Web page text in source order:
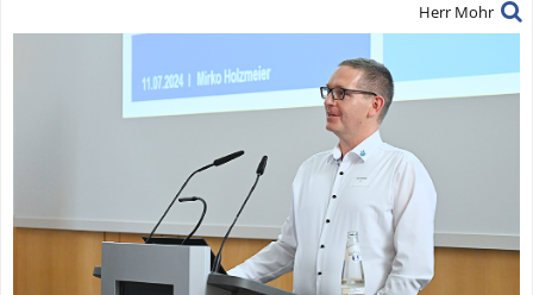
Herr Mohr